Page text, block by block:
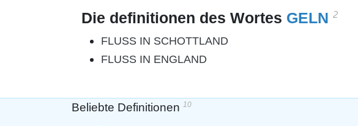
Die definitionen des Wortes GELN 2
FLUSS IN SCHOTTLAND
FLUSS IN ENGLAND
Beliebte Definitionen 10